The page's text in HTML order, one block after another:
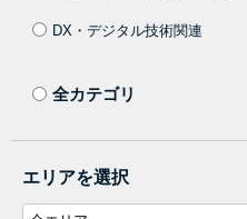
DX・デジタル技術関連
全カテゴリ
エリアを選択